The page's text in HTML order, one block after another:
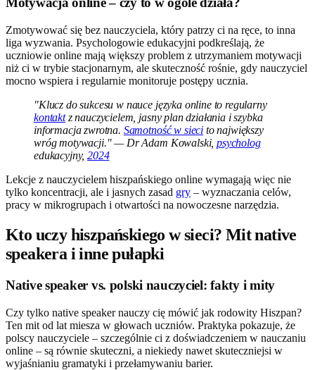
Zmotywować się bez nauczyciela, który patrzy ci na ręce, to inna
liga wyzwania. Psychologowie edukacyjni podkreślają, że
uczniowie online mają większy problem z utrzymaniem motywacji
niż ci w trybie stacjonarnym, ale skuteczność rośnie, gdy nauczyciel
mocno wspiera i regularnie monitoruje postępy ucznia.
"Klucz do sukcesu w nauce języka online to regularny
kontaktz nauczycielem, jasny plan działania i szybka
informacja zwrotna. Samotność w sieci to największy
wróg motywacji." — Dr Adam Kowalski,psycholog
edukacyjny,2024
Lekcje z nauczycielem hiszpańskiego online wymagają więc nie
tylko koncentracji, ale i jasnych zasad gry – wyznaczania celów,
pracy w mikrogrupach i otwartości na nowoczesne narzędzia.
Kto uczy hiszpańskiego w sieci? Mit native
speakera i inne pułapki
Native speaker vs. polski nauczyciel: fakty i mity
Czy tylko native speaker nauczy cię mówić jak rodowity Hiszpan?
Ten mit od lat miesza w głowach uczniów. Praktyka pokazuje, że
polscy nauczyciele – szczególnie ci z doświadczeniem w nauczaniu
online – są równie skuteczni, a niekiedy nawet skuteczniejsi w
wyjaśnianiu gramatyki i przełamywaniu barier.